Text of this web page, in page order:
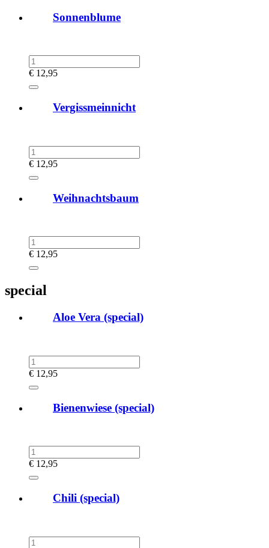
Sonnenblume
€ 12,95
Vergissmeinnicht
€ 12,95
Weihnachtsbaum
€ 12,95
special
Aloe Vera (special)
€ 12,95
Bienenwiese (special)
€ 12,95
Chili (special)